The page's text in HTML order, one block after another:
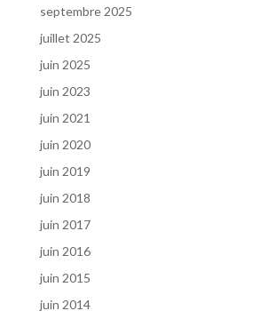
septembre 2025
juillet 2025
juin 2025
juin 2023
juin 2021
juin 2020
juin 2019
juin 2018
juin 2017
juin 2016
juin 2015
juin 2014